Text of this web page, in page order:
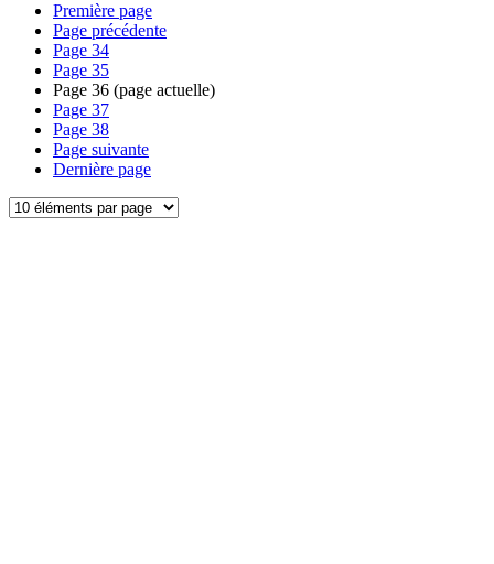
Première page
Page précédente
Page 34
Page 35
Page 36 (page actuelle)
Page 37
Page 38
Page suivante
Dernière page